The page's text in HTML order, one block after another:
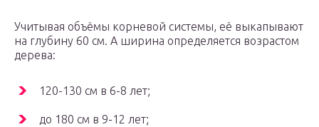
Учитывая объёмы корневой системы, её выкапывают
на глубину 60 см. А ширина определяется возрастом
дерева:
120-130 см в 6-8 лет;
до 180 см в 9-12 лет;